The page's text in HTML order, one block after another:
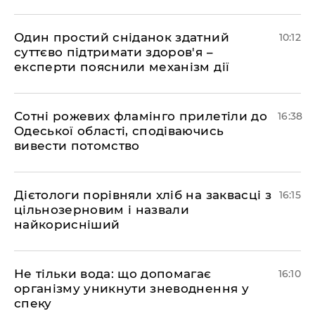
Один простий сніданок здатний
суттєво підтримати здоров'я –
експерти пояснили механізм дії
10:12
Сотні рожевих фламінго прилетіли до
Одеської області, сподіваючись
вивести потомство
16:38
Дієтологи порівняли хліб на заквасці з
цільнозерновим і назвали
найкорисніший
16:15
Не тільки вода: що допомагає
організму уникнути зневоднення у
спеку
16:10